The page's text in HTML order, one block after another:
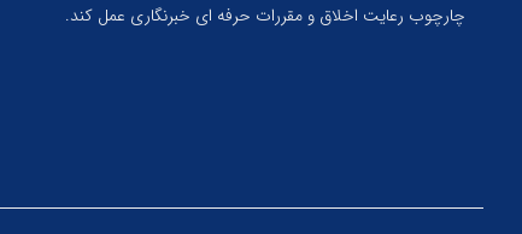
چارچوب رعایت اخلاق و مقررات حرفه ای خبرنگاری عمل کند.